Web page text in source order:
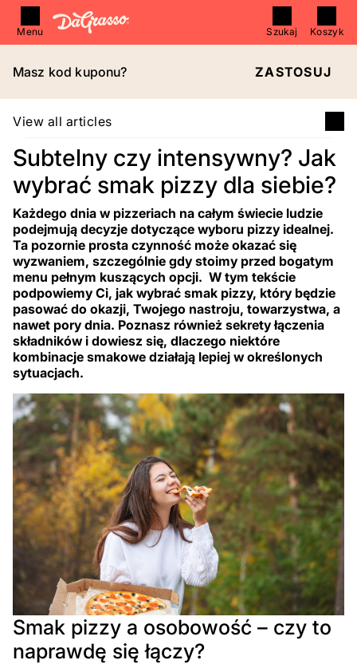
Menu Szukaj Koszyk
Masz kod kuponu? ZASTOSUJ
View all articles
Subtelny czy intensywny? Jak
wybrać smak pizzy dla siebie?
Każdego dnia w pizzeriach na całym świecie ludzie
podejmują decyzje dotyczące wyboru pizzy idealnej.
Ta pozornie prosta czynność może okazać się
wyzwaniem, szczególnie gdy stoimy przed bogatym
menu pełnym kuszących opcji. W tym tekście
podpowiemy Ci, jak wybrać smak pizzy, który będzie
pasować do okazji, Twojego nastroju, towarzystwa, a
nawet pory dnia. Poznasz również sekrety łączenia
składników i dowiesz się, dlaczego niektóre
kombinacje smakowe działają lepiej w określonych
sytuacjach.
Smak pizzy a osobowość – czy to
naprawdę się łączy?